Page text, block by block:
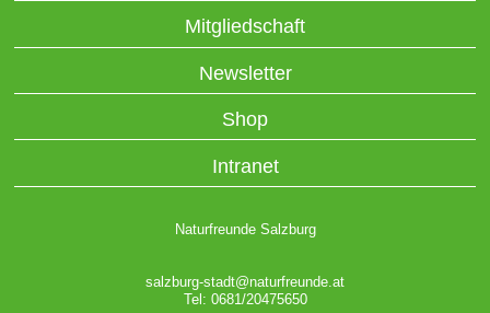
Mitgliedschaft
Newsletter
Shop
Intranet
Naturfreunde Salzburg
salzburg-stadt@naturfreunde.at
Tel: 0681/20475650